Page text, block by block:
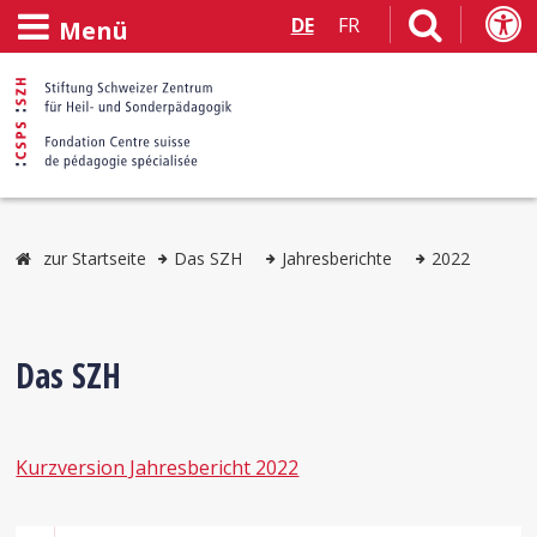
Menü DE FR
zur Startseite Das SZH Jahresberichte 2022
Das SZH
Kurzversion Jahresbericht 2022